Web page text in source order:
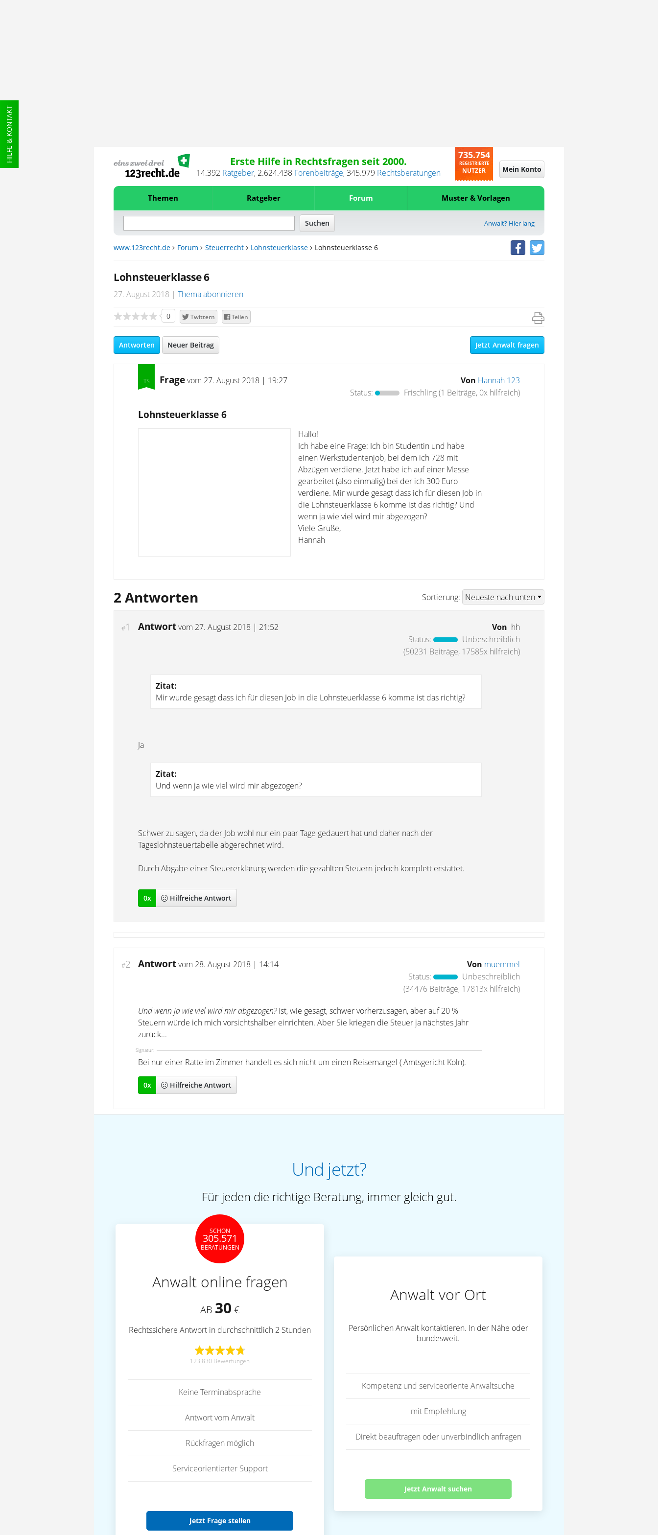
HILFE & KONTAKT Erste Hilfe in Rechtsfragen seit 2000.
14.392 Ratgeber, 2.624.438 Forenbeiträge,345.979 Rechtsberatungen
735.754
REGISTRIERTE
NUTZER Mein Konto
Themen Ratgeber Forum Muster & Vorlagen
Anwalt? Hier lang
www.123recht.de Forum Steuerrecht Lohnsteuerklasse Lohnsteuerklasse 6
Lohnsteuerklasse 6
27. August 2018 Thema abonnieren
0 Twittern Teilen
Antworten Neuer Beitrag Jetzt Anwalt fragen
Fragevom 27. August 2018 | 19:27 Von Hannah 123
Status:
Frischling(1 Beiträge, 0x hilfreich)
Lohnsteuerklasse 6
Hallo!
Ich habe eine Frage: Ich bin Studentin und habe
einen Werkstudentenjob, bei dem ich 728 mit
Abzügen verdiene. Jetzt habe ich auf einer Messe
gearbeitet (also einmalig) bei der ich 300 Euro
verdiene. Mir wurde gesagt dass ich für diesen Job in
die Lohnsteuerklasse 6 komme ist das richtig? Und
wenn ja wie viel wird mir abgezogen?
Viele Grüße,
Hannah
2 Antworten Sortierung:
#1 Antwortvom 27. August 2018 | 21:52 Von hh
Status:
Unbeschreiblich
(50231 Beiträge, 17585x hilfreich)
Zitat:
Mir wurde gesagt dass ich für diesen Job in die Lohnsteuerklasse 6 komme ist das richtig?
Ja
Zitat:
Und wenn ja wie viel wird mir abgezogen?
Schwer zu sagen, da der Job wohl nur ein paar Tage gedauert hat und daher nach der
Tageslohnsteuertabelle abgerechnet wird.
Durch Abgabe einer Steuererklärung werden die gezahlten Steuern jedoch komplett erstattet.
0x Hilfreiche Antwort
#2 Antwortvom 28. August 2018 | 14:14 Von muemmel
Status:
Unbeschreiblich
(34476 Beiträge, 17813x hilfreich)
Und wenn ja wie viel wird mir abgezogen?Ist, wie gesagt, schwer vorherzusagen, aber auf 20 %
Steuern würde ich mich vorsichtshalber einrichten. Aber Sie kriegen die Steuer ja nächstes Jahr
zurück...
Signatur:
Bei nur einer Ratte im Zimmer handelt es sich nicht um einen Reisemangel ( Amtsgericht Köln).
0x Hilfreiche Antwort
Und jetzt?
Für jeden die richtige Beratung, immer gleich gut.
SCHON
305.571
BERATUNGEN
Anwalt online fragen
AB 30 €
Rechtssichere Antwort in durchschnittlich 2 Stunden
123.830 Bewertungen
Keine Terminabsprache
Antwort vom Anwalt
Rückfragen möglich
Serviceorientierter Support
Jetzt Frage stellen
Anwalt vor Ort
Persönlichen Anwalt kontaktieren. In der Nähe oder
bundesweit.
Kompetenz und serviceoriente Anwaltsuche
mit Empfehlung
Direkt beauftragen oder unverbindlich anfragen
Jetzt Anwalt suchen